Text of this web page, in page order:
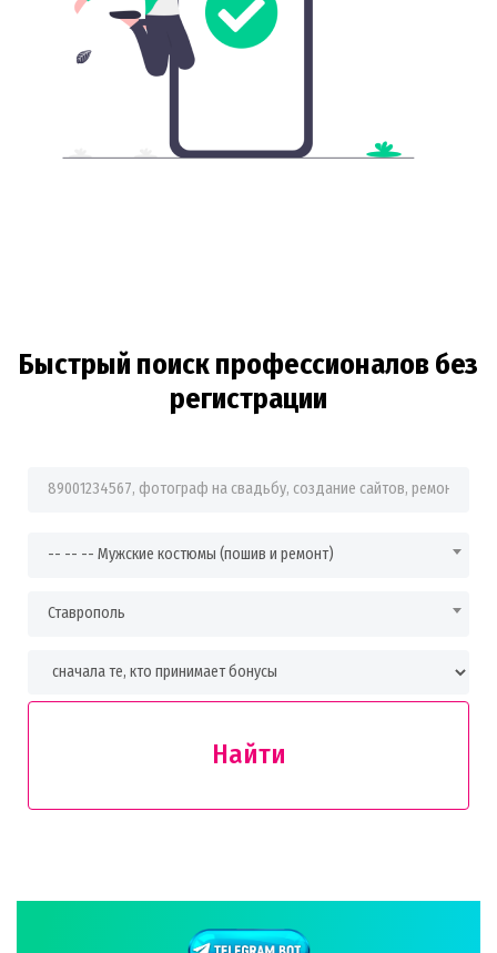
Быстрый поиск профессионалов без
регистрации
Фраза для поиска
-- -- -- Мужские костюмы (пошив и ремонт)
Ставрополь
Найти